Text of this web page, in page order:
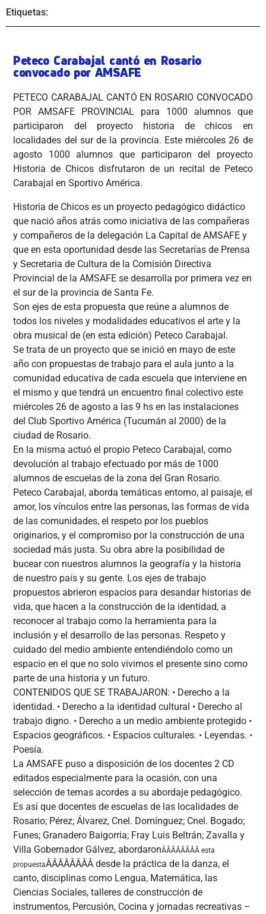
Etiquetas:
Peteco Carabajal cantó en Rosario
convocado por AMSAFE
PETECO CARABAJAL CANTÓ EN ROSARIO CONVOCADO
POR AMSAFE PROVINCIAL para 1000 alumnos que
participaron del proyecto historia de chicos en
localidades del sur de la provincia. Este miércoles 26 de
agosto 1000 alumnos que participaron del proyecto
Historia de Chicos disfrutaron de un recital de Peteco
Carabajal en Sportivo América.
Historia de Chicos es un proyecto pedagógico didáctico
que nació años atrás como iniciativa de las compañeras
y compañeros de la delegación La Capital de AMSAFE y
que en esta oportunidad desde las Secretarías de Prensa
y Secretaria de Cultura de la Comisión Directiva
Provincial de la AMSAFE se desarrolla por primera vez en
el sur de la provincia de Santa Fe.
Son ejes de esta propuesta que reúne a alumnos de
todos los niveles y modalidades educativos el arte y la
obra musical de (en esta edición) Peteco Carabajal.
Se trata de un proyecto que se inició en mayo de este
año con propuestas de trabajo para el aula junto a la
comunidad educativa de cada escuela que interviene en
el mismo y que tendrá un encuentro final colectivo este
miércoles 26 de agosto a las 9 hs en las instalaciones
del Club Sportivo América (Tucumán al 2000) de la
ciudad de Rosario.
En la misma actuó el propio Peteco Carabajal, como
devolución al trabajo efectuado por más de 1000
alumnos de escuelas de la zona del Gran Rosario.
Peteco Carabajal, aborda temáticas entorno, al paisaje, el
amor, los vínculos entre las personas, las formas de vida
de las comunidades, el respeto por los pueblos
originarios, y el compromiso por la construcción de una
sociedad más justa. Su obra abre la posibilidad de
bucear con nuestros alumnos la geografía y la historia
de nuestro país y su gente. Los ejes de trabajo
propuestos abrieron espacios para desandar historias de
vida, que hacen a la construcción de la identidad, a
reconocer al trabajo como la herramienta para la
inclusión y el desarrollo de las personas. Respeto y
cuidado del medio ambiente entendiéndolo como un
espacio en el que no solo vivimos el presente sino como
parte de una historia y un futuro.
CONTENIDOS QUE SE TRABAJARON: • Derecho a la
identidad. • Derecho a la identidad cultural • Derecho al
trabajo digno. • Derecho a un medio ambiente protegido •
Espacios geográficos. • Espacios culturales. • Leyendas. •
Poesía.
La AMSAFE puso a disposición de los docentes 2 CD
editados especialmente para la ocasión, con una
selección de temas acordes a su abordaje pedagógico.
Es así que docentes de escuelas de las localidades de
Rosario; Pérez; Álvarez, Cnel. Domínguez; Cnel. Bogado;
Funes; Granadero Baigorria; Fray Luis Beltrán; Zavalla y
Villa Gobernador Gálvez, abordaronÂÂÂÂÂÂÂÂ esta
propuestaÂÂÂÂÂÂÂÂ desde la práctica de la danza, el
canto, disciplinas como Lengua, Matemática, las
Ciencias Sociales, talleres de construcción de
instrumentos, Percusión, Cocina y jornadas recreativas –